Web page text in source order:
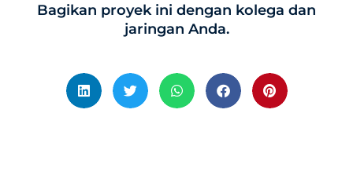
Bagikan proyek ini dengan kolega dan
jaringan Anda.